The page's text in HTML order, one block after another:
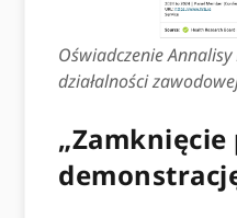
Oświadczenie
działalności